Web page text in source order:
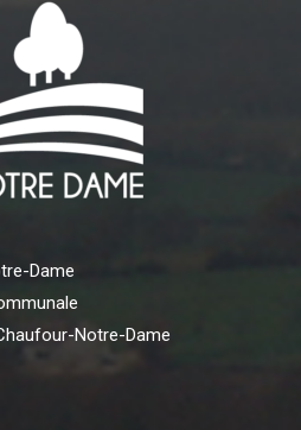
Dame
Notre-Dame